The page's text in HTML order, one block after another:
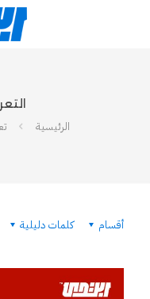
الرئيسية
أقسام كلمات دليلية